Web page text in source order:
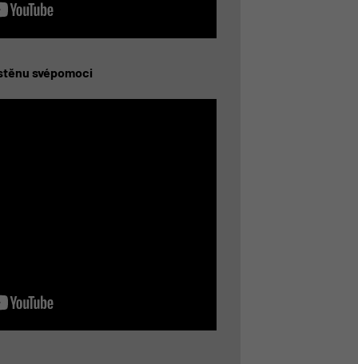
svépomoci